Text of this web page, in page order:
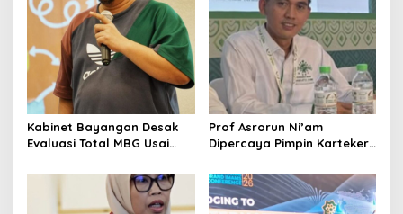
g
t
o
n
Kabinet Bayangan Desak
Evaluasi Total MBG Usai
Massal
Prof Asrorun Ni’am
Dipercaya Pimpin Karteker
Regenerasi Kepemimpinan
NU